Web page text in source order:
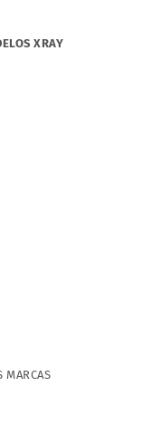
XRAY
MARCAS